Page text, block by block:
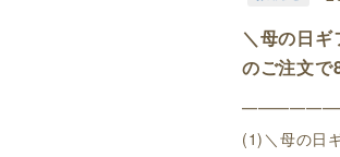
＼母の日
のご注文で
(1)＼母の日